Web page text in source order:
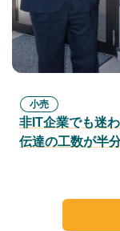
小売
非IT企業でも迷
伝達の工数が半